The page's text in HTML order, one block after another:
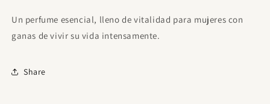
Un perfume esencial, lleno de vitalidad para mujeres con
ganas de vivir su vida intensamente.
Share